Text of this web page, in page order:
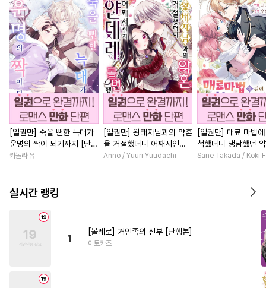
[일권만] 죽을 뻔한 늑대가
운명의 짝이 되기까지 [단행
본]
카놀라 유
[일권만] 왕태자님과의 약혼
을 거절했더니 어째서인지
얀데레로 돌변했습니다 [단
Anno / Yuuri Yuudachi
[일권만] 매료 마법
척했더니 냉담했던
가 맹목적인 사랑꾼
Sane Takada / Koki
실시간 랭킹
1
[볼레로] 거인족의 신부 [단행본]
이토카즈